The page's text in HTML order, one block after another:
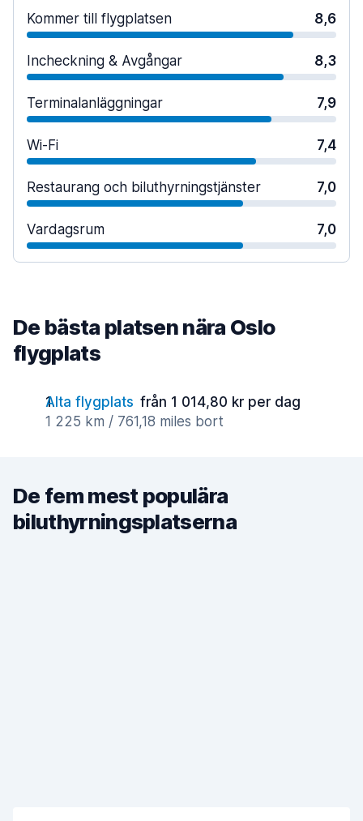
Kommer till flygplatsen 8,6
Incheckning & Avgångar 8,3
Terminalanläggningar 7,9
Wi-Fi 7,4
Restaurang och biluthyrningstjänster 7,0
Vardagsrum 7,0
De bästa platsen nära Oslo
flygplats
Alta flygplats från 1 014,80 kr per dag
1 225 km / 761,18 miles bort
De fem mest populära
biluthyrningsplatserna